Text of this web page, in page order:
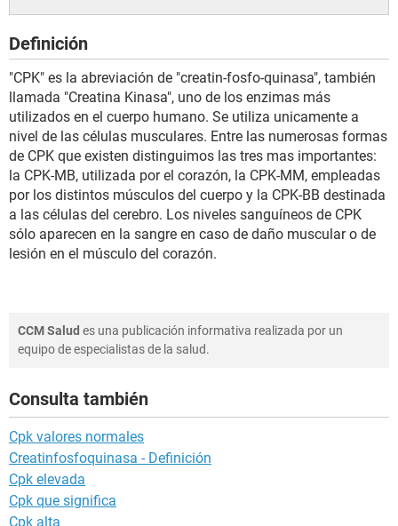
SEXUALIDAD
GLOSARIO
Definición
"CPK" es la abreviación de "creatin-fosfo-quinasa", también
llamada "Creatina Kinasa", uno de los enzimas más
utilizados en el cuerpo humano. Se utiliza unicamente a
nivel de las células musculares. Entre las numerosas formas
de CPK que existen distinguimos las tres mas importantes:
la CPK-MB, utilizada por el corazón, la CPK-MM, empleadas
por los distintos músculos del cuerpo y la CPK-BB destinada
a las células del cerebro. Los niveles sanguíneos de CPK
sólo aparecen en la sangre en caso de daño muscular o de
lesión en el músculo del corazón.
CCM Salud es una publicación informativa realizada por un
equipo de especialistas de la salud.
Consulta también
Cpk valores normales
Creatinfosfoquinasa - Definición
Cpk elevada
Cpk que significa
Cpk alta